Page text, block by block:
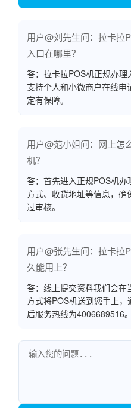
用户@刘先生问：拉卡拉
入口在哪里？
答：拉卡拉POS机正规办理
支持个人和小微商户在线
定有保障。
用户@范小姐问：网上怎
机？
答：首先进入正规POS机
方式、收货地址等信息，
过审核。
用户@张先生问：拉卡拉
久能用上？
答：线上提交资料我们会在
方式将POS机送到您手上
后服务热线为4006689516。